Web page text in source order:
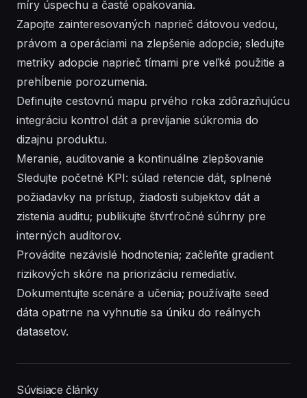
míry úspechu a časté opakovania.
Zapojte zainteresovaných naprieč dátovou vedou,
právom a operáciami na zlepšenie adopcie; sledujte
metriky adopcie naprieč tímami pre veľké použitie a
prehĺbenie porozumenia.
Definujte cestovnú mapu prvého roka zdôrazňujúcu
integráciu kontrol dát a prevíjanie súkromia do
dizajnu produktu.
Meranie, auditovanie a kontinuálne zlepšovanie
Sledujte početné KPI: súlad retencie dát, splnené
požiadavky na prístup, žiadosti subjektov dát a
zistenia auditu; publikujte štvrťročné súhrny pre
interných audítorov.
Provádite nezávislé hodnotenia; začleňte gradient
rizikových skóre na priorizáciu remediatív.
Dokumentujte scenáre a učenia; používajte seed
dáta opatrne na vyhnutie sa úniku do reálnych
datasetov.
Súvisiace články